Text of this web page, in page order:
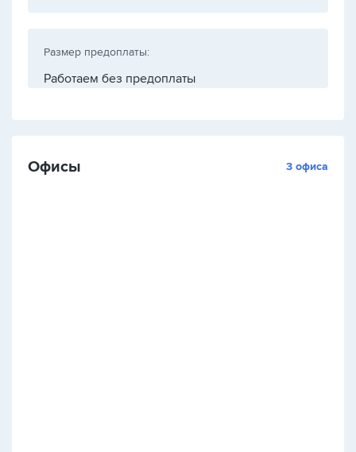
Размер предоплаты:
Работаем без предоплаты
Офисы 3 офиса